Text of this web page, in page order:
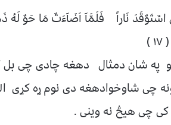
نَاراً فَلَمَّآ اَضَآءَتٌ مَا حَوٌ لَهُ
)
په شان دمثال دهغه چادی چی بل
چی شاوخوادهغه دی نوم ړه کړی
کی چی هیڅ نه وینی .